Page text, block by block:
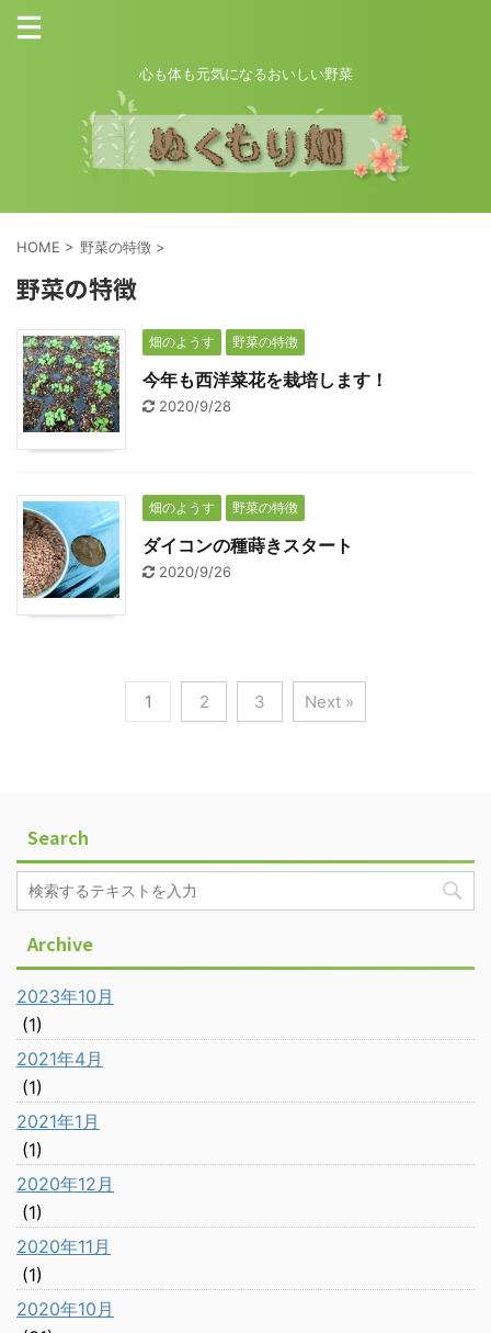
心も体も元気になるおいしい野菜
HOME > 野菜の特徴 >
野菜の特徴
畑のようす 野菜の特徴
今年も西洋菜花を栽培します！
2020/9/28
畑のようす 野菜の特徴
ダイコンの種蒔きスタート
2020/9/26
1 2 3 Next »
Search
Archive
2023年10月
(1)
2021年4月
(1)
2021年1月
(1)
2020年12月
(1)
2020年11月
(1)
2020年10月